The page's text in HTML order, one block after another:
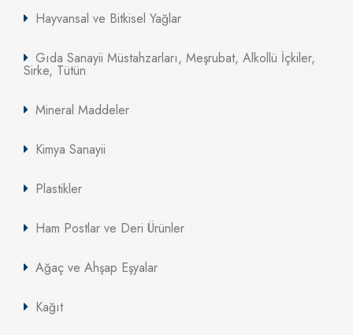
Hayvansal ve Bitkisel Yağlar
Gıda Sanayii Müstahzarları, Meşrubat, Alkollü İçkiler,
Sirke, Tütün
Mineral Maddeler
Kimya Sanayii
Plastikler
Ham Postlar ve Deri Ürünler
Ağaç ve Ahşap Eşyalar
Kağıt